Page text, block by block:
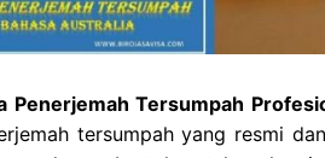
Penerjemah Tersumpah
tersumpah yang resmi